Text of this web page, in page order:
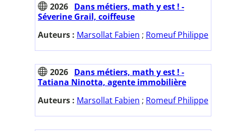
2026 Dans métiers, math y est ! -
Séverine Grail, coiffeuse
Auteurs : Marsollat Fabien ; Romeuf Philippe
2026 Dans métiers, math y est ! -
Tatiana Ninotta, agente immobilière
Auteurs : Marsollat Fabien ; Romeuf Philippe